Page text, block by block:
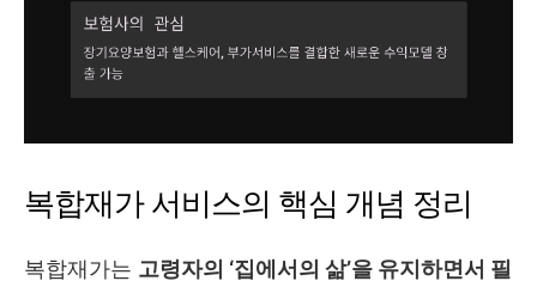
복합재가 서비스의 핵심 개념 정리
복합재가는 고령자의 ‘집에서의 삶’을 유지하면서 필